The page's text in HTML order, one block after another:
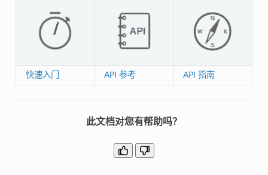
快速入门 API 参考 API 指南
此文档对您有帮助吗？